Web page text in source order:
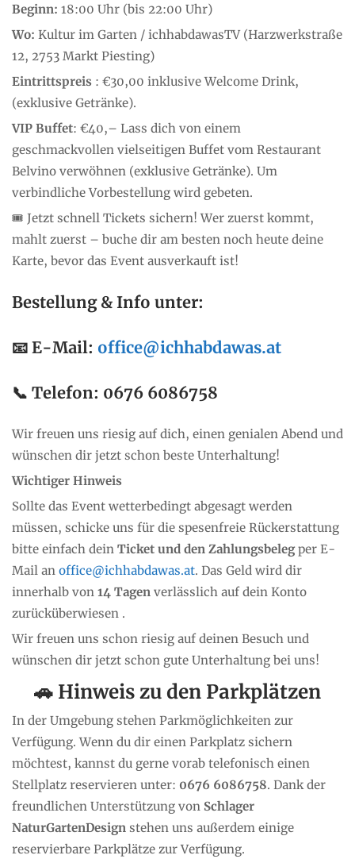
Beginn: 18:00 Uhr (bis 22:00 Uhr)
Wo: Kultur im Garten / ichhabdawasTV (Harzwerkstraße
12, 2753 Markt Piesting)
Eintrittspreis : €30,00 inklusive Welcome Drink,
(exklusive Getränke).
VIP Buffet: €40,– Lass dich von einem
geschmackvollen vielseitigen Buffet vom Restaurant
Belvino verwöhnen (exklusive Getränke). Um
verbindliche Vorbestellung wird gebeten.
🎟️ Jetzt schnell Tickets sichern! Wer zuerst kommt,
mahlt zuerst – buche dir am besten noch heute deine
Karte, bevor das Event ausverkauft ist!
Bestellung & Info unter:
📧 E-Mail: office@ichhabdawas.at
📞 Telefon: 0676 6086758
Wir freuen uns riesig auf dich, einen genialen Abend und
wünschen dir jetzt schon beste Unterhaltung!
Wichtiger Hinweis
Sollte das Event wetterbedingt abgesagt werden
müssen, schicke uns für die spesenfreie Rückerstattung
bitte einfach dein Ticket und den Zahlungsbelegper E-
Mail an office@ichhabdawas.at. Das Geld wird dir
innerhalb von 14 Tagen verlässlich auf dein Konto
zurücküberwiesen .
Wir freuen uns schon riesig auf deinen Besuch und
wünschen dir jetzt schon gute Unterhaltung bei uns!
🚗 Hinweis zu den Parkplätzen
In der Umgebung stehen Parkmöglichkeiten zur
Verfügung. Wenn du dir einen Parkplatz sichern
möchtest, kannst du gerne vorab telefonisch einen
Stellplatz reservieren unter: 0676 6086758. Dank der
freundlichen Unterstützung von Schlager
NaturGartenDesign stehen uns außerdem einige
reservierbare Parkplätze zur Verfügung.